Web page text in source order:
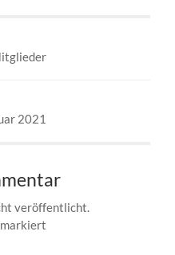
2021
veröffentlicht.
markiert